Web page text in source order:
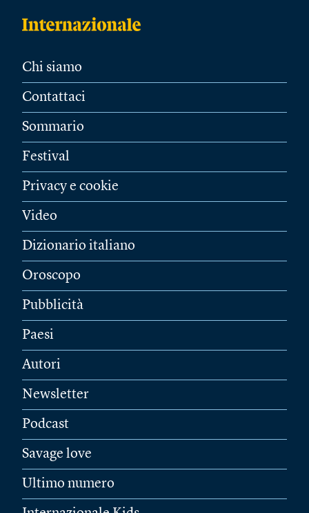
Chi siamo
Contattaci
Sommario
Festival
Privacy e cookie
Video
Dizionario italiano
Oroscopo
Pubblicità
Paesi
Autori
Newsletter
Podcast
Savage love
Ultimo numero